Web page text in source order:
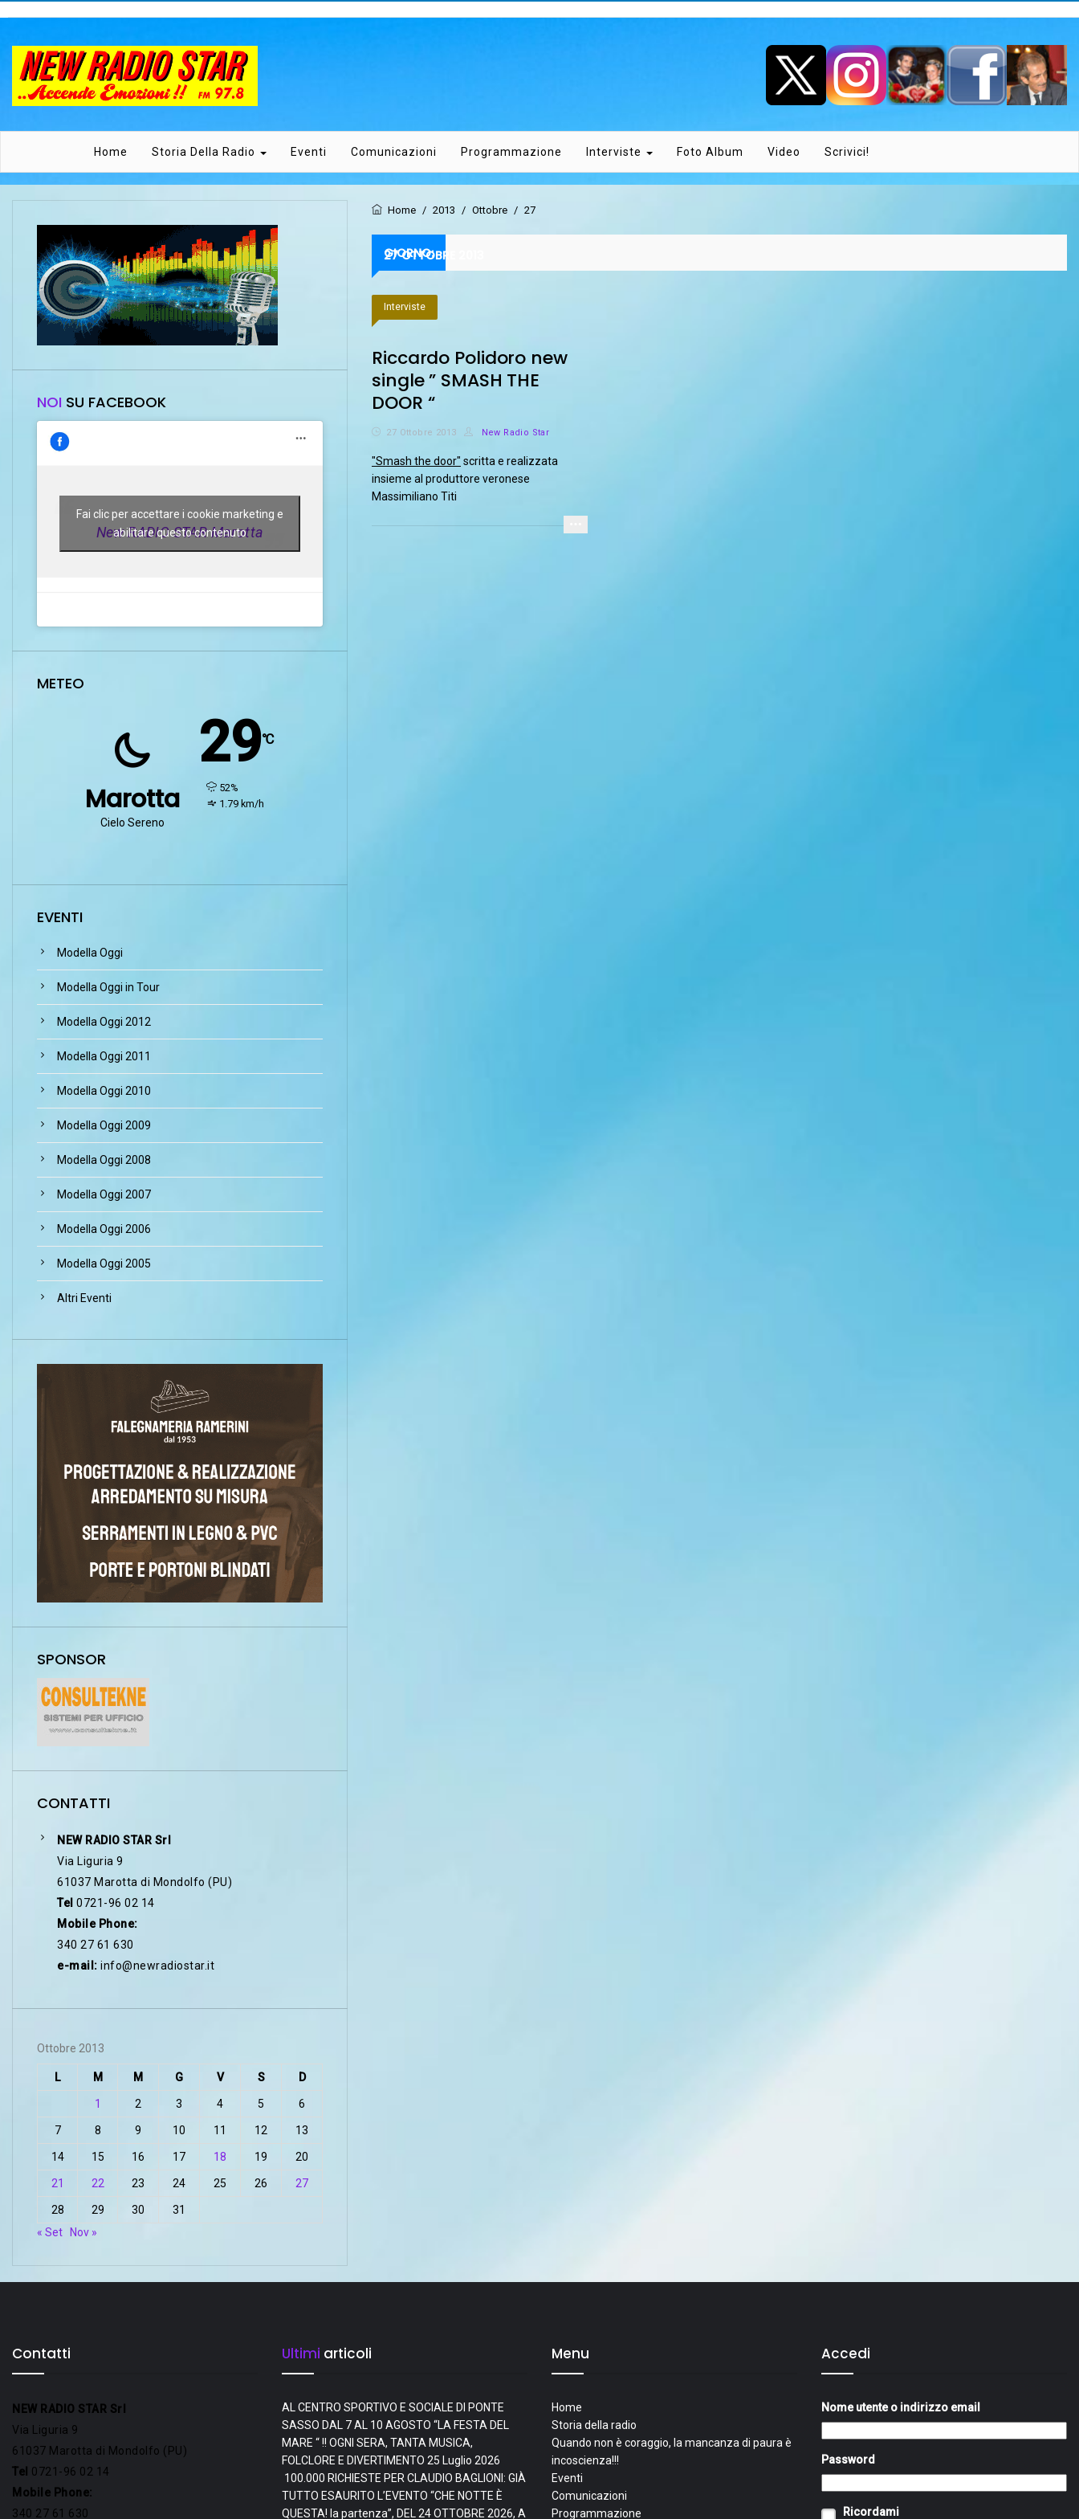
Home Storia Della Radio Eventi Comunicazioni Programmazione Interviste Foto Album Video Scrivici!
Home / 2013 / Ottobre / 27
GIORNO:
27 OTTOBRE 2013
Interviste
Riccardo Polidoro new
single ” SMASH THE
DOOR “
27 Ottobre 2013 New Radio Star
"Smash the door" scritta e realizzata
insieme al produttore veronese
Massimiliano Titi
NOI SU FACEBOOK
New RADIO STAR Marotta
Fai clic per accettare i cookie marketing e
abilitare questo contenuto
METEO
Marotta
Cielo Sereno
29℃
humidity:
52%
wind:
1.79 km/h
EVENTI
Modella Oggi
Modella Oggi in Tour
Modella Oggi 2012
Modella Oggi 2011
Modella Oggi 2010
Modella Oggi 2009
Modella Oggi 2008
Modella Oggi 2007
Modella Oggi 2006
Modella Oggi 2005
Altri Eventi
SPONSOR
CONTATTI
NEW RADIO STAR Srl
Via Liguria 9
61037 Marotta di Mondolfo (PU)
Tel 0721-96 02 14
Mobile Phone:
340 27 61 630
e-mail: info@newradiostar.it
Ottobre 2013
L M M G V S D
1 2 3 4 5 6
7 8 9 10 11 12 13
14 15 16 17 18 19 20
21 22 23 24 25 26 27
28 29 30
31
« Set
Nov »
Contatti
NEW RADIO STAR Srl
Via Liguria 9
61037 Marotta di Mondolfo (PU)
Tel 0721-96 02 14
Mobile Phone:
340 27 61 630
Ultimi articoli
AL CENTRO SPORTIVO E SOCIALE DI PONTE
SASSO DAL 7 AL 10 AGOSTO “LA FESTA DEL
MARE “ !! OGNI SERA, TANTA MUSICA,
FOLCLORE E DIVERTIMENTO 25 Luglio 2026
100.000 RICHIESTE PER CLAUDIO BAGLIONI: GIÀ
TUTTO ESAURITO L’EVENTO “CHE NOTTE È
QUESTA! la partenza”, DEL 24 OTTOBRE 2026, A
Menu
Home
Storia della radio
Quando non è coraggio, la mancanza di paura è
incoscienza!!!
Eventi
Comunicazioni
Programmazione
Accedi
Nome utente o indirizzo email
Password
Ricordami